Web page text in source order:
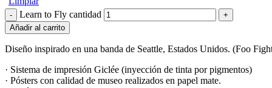
Learn to Fly cantidad
Añadir al carrito
Diseño inspirado en una banda de Seattle, Estados Unidos. (Foo
· Sistema de impresión Giclée (inyección de tinta por pigmentos)
· Pósters con calidad de museo realizados en papel mate.